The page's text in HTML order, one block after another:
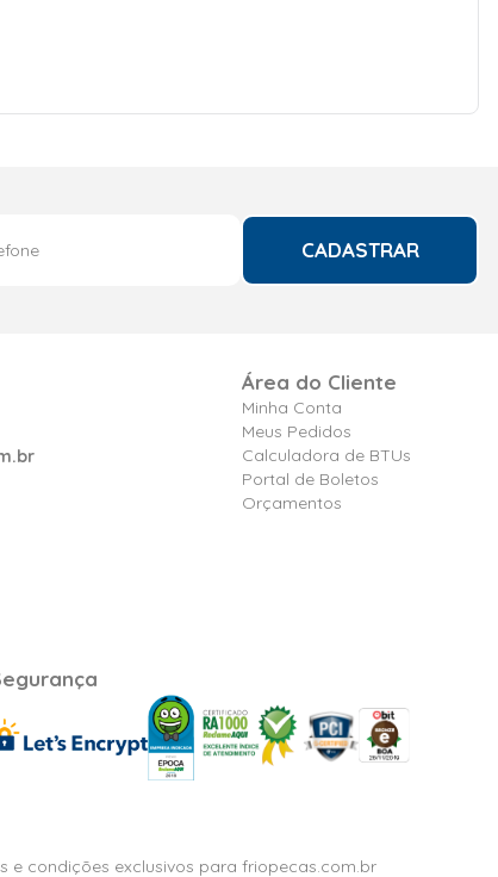
CADASTRAR
Área do Cliente
Minha Conta
Meus Pedidos
Calculadora de BTUs
Portal de Boletos
Orçamentos
e condições exclusivos para friopecas.com.br